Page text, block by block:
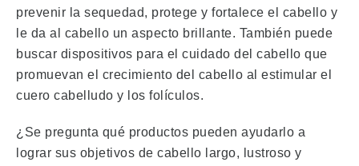
prevenir la sequedad, protege y fortalece el cabello y
le da al cabello un aspecto brillante. También puede
buscar dispositivos para el cuidado del cabello que
promuevan el crecimiento del cabello al estimular el
cuero cabelludo y los folículos.
¿Se pregunta qué productos pueden ayudarlo a
lograr sus objetivos de cabello largo, lustroso y